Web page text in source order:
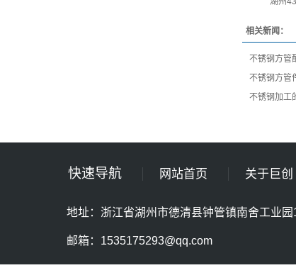
相关新闻：
不锈钢方管
不锈钢方管
不锈钢加工
快速导航 网站首页 关于巨创
地址：浙江省湖州市德清县钟管镇南舍工业园
邮箱：1535175293@qq.com